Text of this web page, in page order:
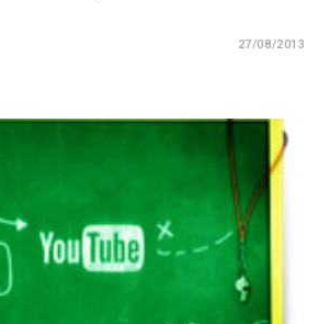
27/08/2013